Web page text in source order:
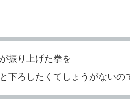
振り上げた拳を
下ろしたくてしょうがないの